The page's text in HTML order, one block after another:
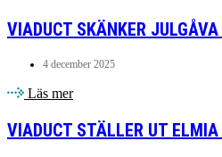
VIADUCT SKÄNKER
4 december 2025
Läs mer
VIADUCT STÄLLER UT